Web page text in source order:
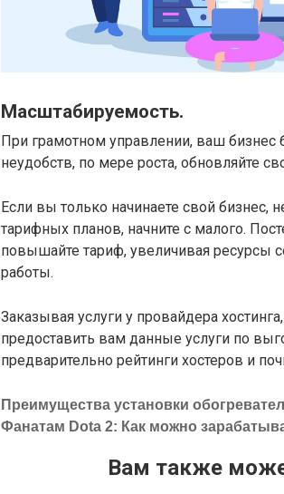
Масштабируемость.
При грамотном управлении, ваш бизнес
неудобств, по мере роста, обновляйте
Если вы только начинаете свой бизнес,
тарифных планов, начните с малого.
повышайте тариф, увеличивая ресурсы
работы.
Заказывая услуги у провайдера
предоставить вам данные услуги по
предварительно рейтинги хостеров и
Преимущества установки
Фанатам Dota 2: Как можно
Вам также